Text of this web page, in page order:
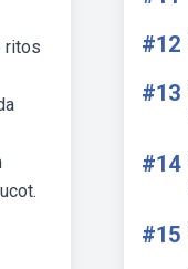
ritos #12
#13
#14
#15